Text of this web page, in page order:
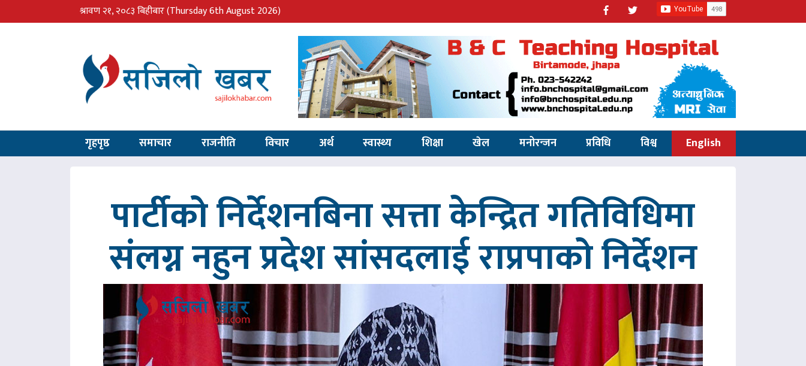
श्रावण २१, २०८३ बिहीबार(Thursday 6th August 2026)
गृहपृष्ठ समाचार राजनीति विचार अर्थ स्वास्थ्य शिक्षा खेल मनोरन्जन प्रविधि विश्व English
पार्टीको निर्देशनबिना सत्ता केन्द्रित गतिविधिमा
संलग्न नहुन प्रदेश सांसदलाई राप्रपाको निर्देशन